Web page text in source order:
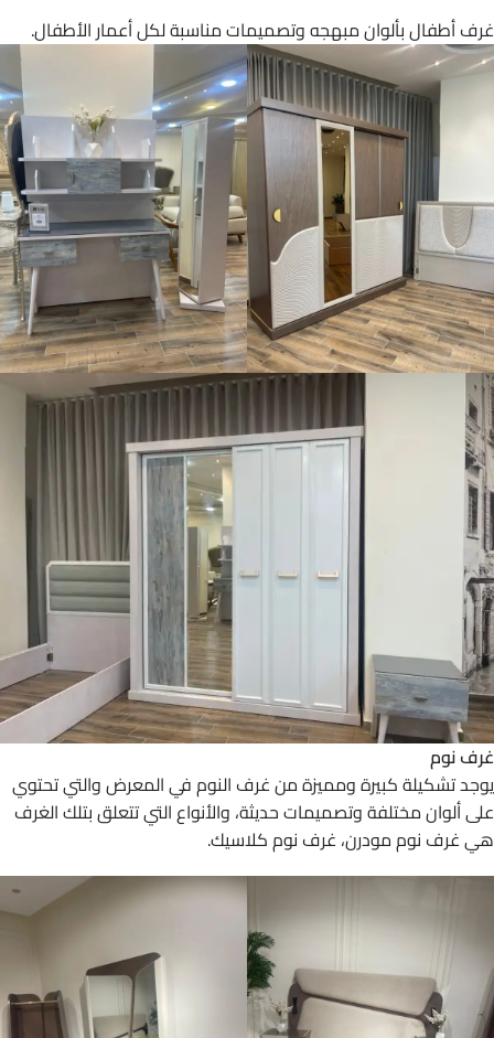
غرف أطفال بألوان مبهجه وتصميمات مناسبة لكل أعمار الأطفال.
غرف نوم
يوجد تشكيلة كبيرة ومميزة من غرف النوم في المعرض والتي تحتوي
على ألوان مختلفة وتصميمات حديثة، والأنواع التي تتعلق بتلك الغرف
هي غرف نوم مودرن، غرف نوم كلاسيك.